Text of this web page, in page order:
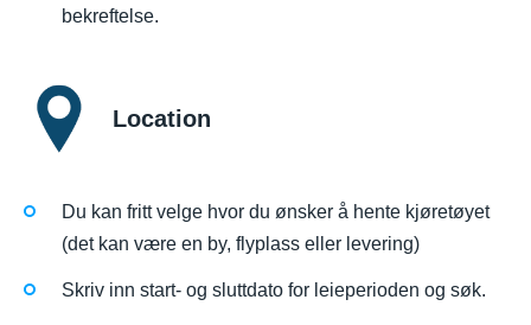
bekreftelse.
Location
Du kan fritt velge hvor du ønsker å hente kjøretøyet
(det kan være en by, flyplass eller levering)
Skriv inn start- og sluttdato for leieperioden og søk.